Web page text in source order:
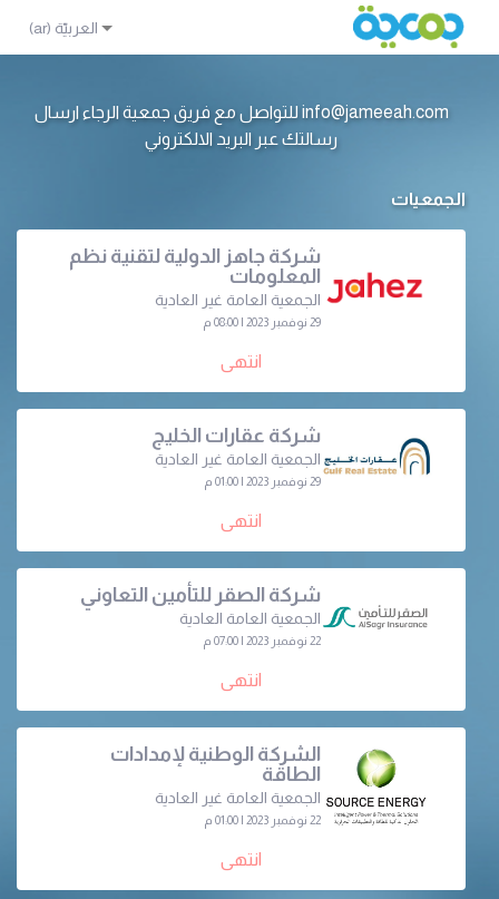
info@jameeah.com للتواصل مع فريق جمعية الرجاء ارسال
رسالتك عبر البريد الالكتروني
الجمعيات
شركة جاهز الدولية لتقنية نظم
المعلومات
الجمعية العامة غير العادية
29 نوفمبر 2023 | 08:00 م
انتهى
شركة عقارات الخليج
الجمعية العامة غير العادية
29 نوفمبر 2023 | 01:00 م
انتهى
شركة الصقر للتأمين التعاوني
الجمعية العامة العادية
22 نوفمبر 2023 | 07:00 م
انتهى
الشركة الوطنية لإمدادات
الطاقة
الجمعية العامة غير العادية
22 نوفمبر 2023 | 01:00 م
انتهى